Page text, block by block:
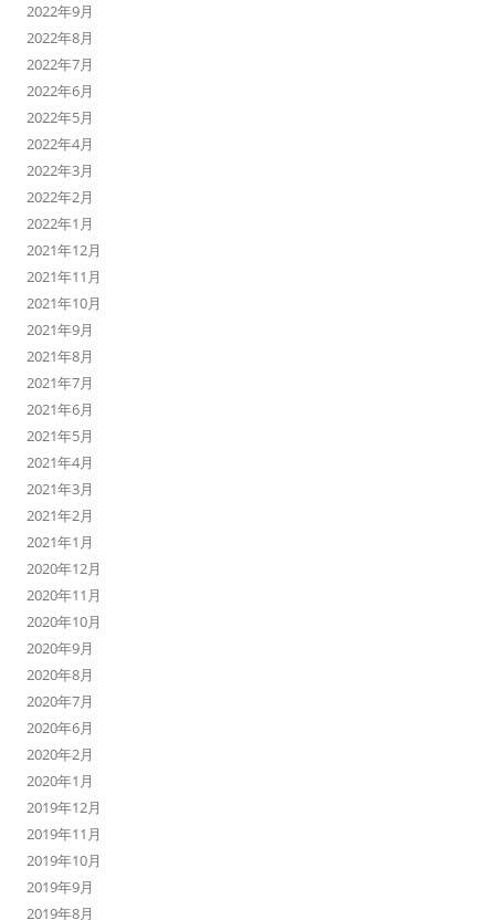
2022年9月
2022年8月
2022年7月
2022年6月
2022年5月
2022年4月
2022年3月
2022年2月
2022年1月
2021年12月
2021年11月
2021年10月
2021年9月
2021年8月
2021年7月
2021年6月
2021年5月
2021年4月
2021年3月
2021年2月
2021年1月
2020年12月
2020年11月
2020年10月
2020年9月
2020年8月
2020年7月
2020年6月
2020年2月
2020年1月
2019年12月
2019年11月
2019年10月
2019年9月
2019年8月